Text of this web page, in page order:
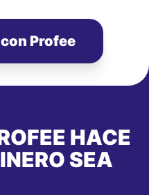
Profee
HACE
SEA